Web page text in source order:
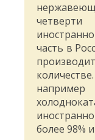
часть в
например
более 98%